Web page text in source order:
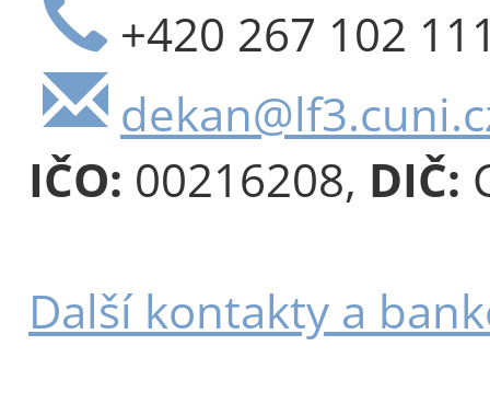
+420 267 102
IČO: 00216208, DIČ:
Další kontakty a